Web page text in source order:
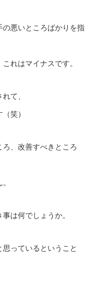
悪いところばかりを指
れはマイナスです。
て、
笑）
、改善すべきところ
は何でしょうか。
っているということ